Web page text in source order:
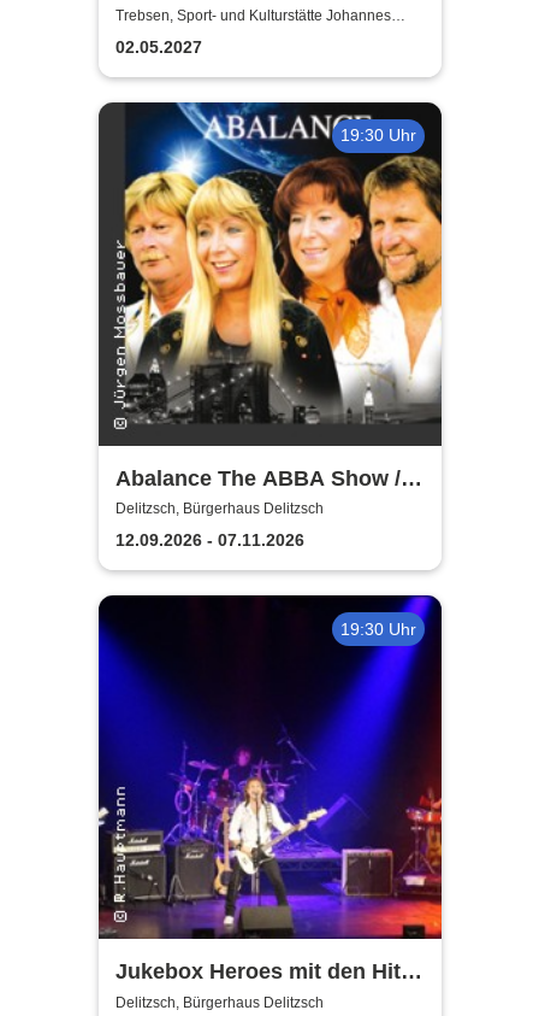
Sächsische
Bläserphilharmonie
Trebsen, Sport- und Kulturstätte Johannes
Wiede
02.05.2027
19:30 Uhr
Abalance The ABBA Show /
Revival Show - a tribute to
ABBA
Delitzsch, Bürgerhaus Delitzsch
12.09.2026 - 07.11.2026
19:30 Uhr
Jukebox Heroes mit den Hits
von Sweet, Slade u.v.a. - 2027
Delitzsch, Bürgerhaus Delitzsch